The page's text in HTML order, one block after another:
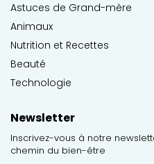
Astuces de Grand-mère
Animaux
Nutrition et Recettes
Beauté
Technologie
Newsletter
Inscrivez-vous à notre
chemin du bien-être